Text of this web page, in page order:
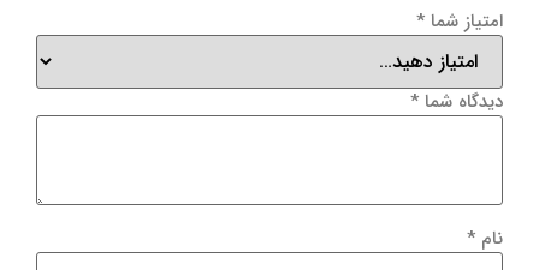
امتیاز شما *
دیدگاه شما *
نام *